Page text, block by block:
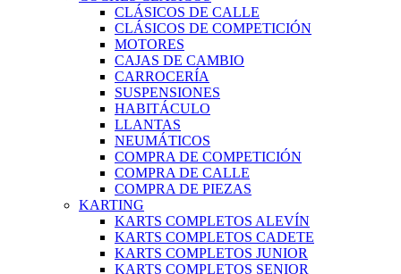
CLÁSICOS DE CALLE
CLÁSICOS DE COMPETICIÓN
MOTORES
CAJAS DE CAMBIO
CARROCERÍA
SUSPENSIONES
HABITÁCULO
LLANTAS
NEUMÁTICOS
COMPRA DE COMPETICIÓN
COMPRA DE CALLE
COMPRA DE PIEZAS
KARTING
KARTS COMPLETOS ALEVÍN
KARTS COMPLETOS CADETE
KARTS COMPLETOS JUNIOR
KARTS COMPLETOS SENIOR